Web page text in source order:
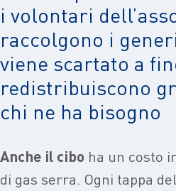
i volontari
raccolgono i
viene scartato a
redistribuiscono
chi ne ha bisogno
Anche il cibo ha un costo
di gas serra. Ogni tappa